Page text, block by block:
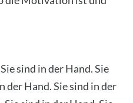
sind in der Hand. Sie
der Hand. Sie sind in der